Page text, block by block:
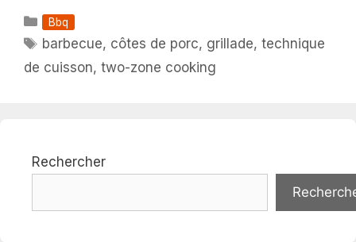
Catégories
Bbq
Étiquettes
barbecue, côtes de porc, grillade,technique
de cuisson, two-zone cooking
Rechercher